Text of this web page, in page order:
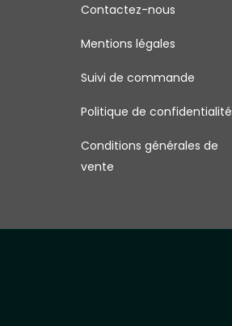
Contactez-nous
Mentions légales
Suivi de commande
Politique de confidentialité
Conditions générales de
vente